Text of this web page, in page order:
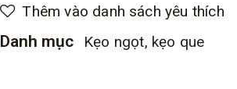
Thêm vào danh sách yêu thích
Danh mục Kẹo ngọt, kẹo que